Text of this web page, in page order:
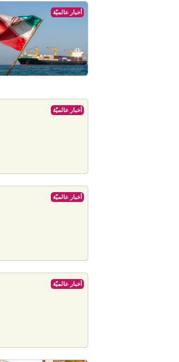
أخبار عالميّة
أخبار عالميّة
أخبار عالميّة
أخبار عالميّة